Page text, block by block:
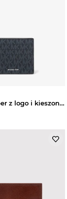
Portfel Cooper z logo i kieszonką na monet Michael Kors